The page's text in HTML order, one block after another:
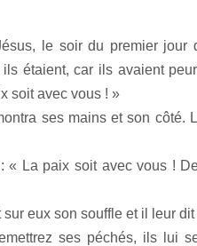
le soir du premier
étaient, car ils avaient
soit avec vous ! »
ses mains et son côté.
« La paix soit avec vous !
eux son souffle et il leur
ses péchés, ils lui